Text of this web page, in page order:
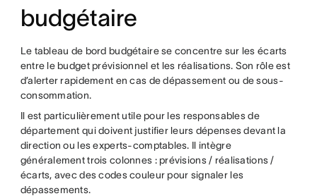
budgétaire
Le tableau de bord budgétaire se concentre sur les écarts
entre le budget prévisionnel et les réalisations. Son rôle est
d’alerter rapidement en cas de dépassement ou de sous-
consommation.
Il est particulièrement utile pour les responsables de
département qui doivent justifier leurs dépenses devant la
direction ou les experts-comptables. Il intègre
généralement trois colonnes : prévisions / réalisations /
écarts, avec des codes couleur pour signaler les
dépassements.